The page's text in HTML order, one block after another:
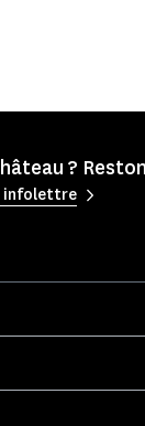
?
infolettre